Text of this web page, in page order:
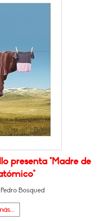
presenta "Madre de
Bosqued